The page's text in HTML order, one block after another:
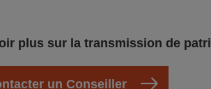
plus sur la transmission de
un Conseiller